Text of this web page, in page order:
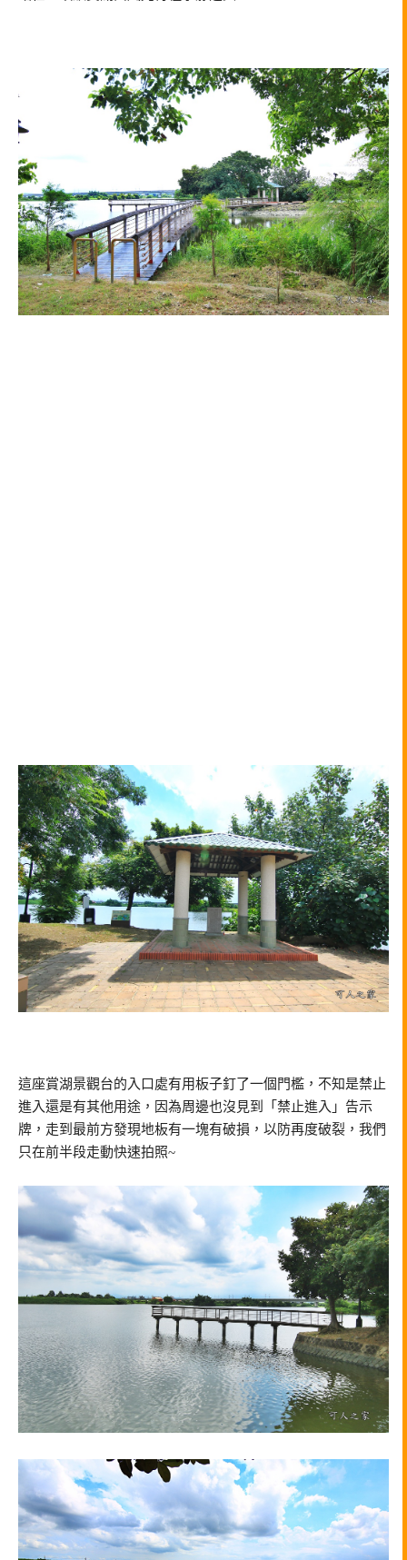
這座賞湖景觀台的入口處有用板子釘了一個門檻，不知是禁止
進入還是有其他用途，因為周邊也沒見到「禁止進入」告示
牌，走到最前方發現地板有一塊有破損，以防再度破裂，我們
只在前半段走動快速拍照~